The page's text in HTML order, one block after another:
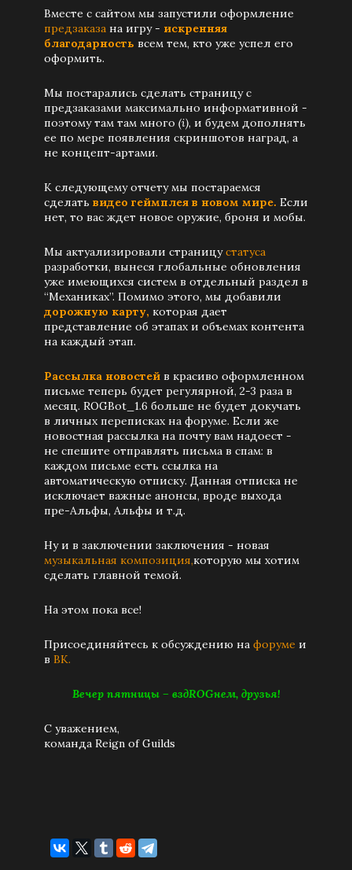
Вместе с сайтом мы запустили оформление
предзаказа на игру - искренняя
благодарность всем тем, кто уже успел его
оформить.
Мы постарались сделать страницу с
предзаказами максимально информативной -
поэтому там там много (i), и будем дополнять
ее по мере появления скриншотов наград, а
не концепт-артами.
К следующему отчету мы постараемся
сделать видео геймплея в новом мире. Если
нет, то вас ждет новое оружие, броня и мобы.
Мы актуализировали страницустатуса
разработки, вынеся глобальные обновления
уже имеющихся систем в отдельный раздел в
“Механиках”. Помимо этого, мы добавили
дорожную карту, которая дает
представление об этапах и объемах контента
на каждый этап.
Рассылка новостей в красиво оформленном
письме теперь будет регулярной, 2-3 раза в
месяц. ROGBot_1.6 больше не будет докучать
в личных переписках на форуме. Если же
новостная рассылка на почту вам надоест -
не спешите отправлять письма в спам: в
каждом письме есть ссылка на
автоматическую отписку. Данная отписка не
исключает важные анонсы, вроде выхода
пре-Альфы, Альфы и т.д.
Ну и в заключении заключения - новая
музыкальная композиция,которую мы хотим
сделать главной темой.
На этом пока все!
Присоединяйтесь к обсуждению на форуме и
в ВК.
Вечер пятницы – вздROGнем, друзья!
С уважением,
команда Reign of Guilds